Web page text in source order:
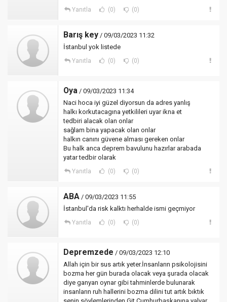
Yanıtla (0) (0)
Barış key / 09/03/2023 11:32
İstanbul yok listede
Yanıtla (0) (0)
Oya / 09/03/2023 11:34
Naci hoca iyi güzel diyorsun da adres yanlış
halkı korkutacagına yetkilileri uyar ikna et
tedbiri alacak olan onlar
sağlam bina yapacak olan onlar
halkın canını güvene alması gereken onlar
Bu halk anca deprem bavulunu hazırlar arabada
yatar tedbir olarak
Yanıtla (0) (0)
ABA / 09/03/2023 11:55
İstanbul'da risk kalktı herhalde ismi geçmiyor
Yanıtla (0) (0)
Depremzede / 09/03/2023 12:10
Allah için bir sus artık yeter.İnsanların psikolojisini
bozma her gün burada olacak veya şurada olacak
diye ganyan oynar gibi tahminlerde bulunarak
insanların ruh hallerini bozma dilini tut artık bıktık